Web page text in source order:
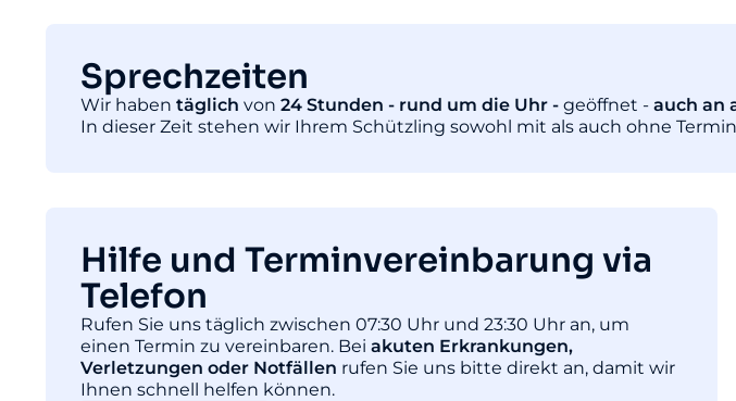
Sprechzeiten
Wir haben täglich von 24 Stunden - rund um die Uhr - geöffnet - auch an
In dieser Zeit stehen wir Ihrem Schützling sowohl mit als auch ohne
Hilfe und Terminvereinbarung via
Telefon
Rufen Sie uns täglich zwischen 07:30 Uhr und 23:30 Uhr an, um
einen Termin zu vereinbaren. Bei akuten Erkrankungen,
Verletzungen oder Notfällen rufen Sie uns bitte direkt an, damit wir
Ihnen schnell helfen können.